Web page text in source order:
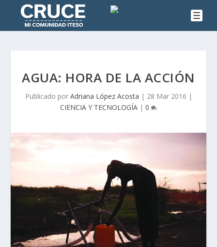
AGUA: HORA DE LA ACCIÓN
Publicado por Adriana López Acosta | 28 Mar 2016 |
CIENCIA Y TECNOLOGÍA | 0